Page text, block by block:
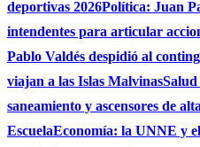
deportivas 2026Política: Juan
intendentes para articular
Pablo Valdés despidió al
viajan a las Islas Malvinas
saneamiento y ascensores de
EscuelaEconomía: la UNNE y